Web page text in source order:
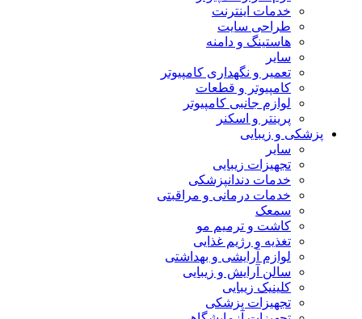
خدمات اینترنت
طراحی سایت
هاستینگ و دامنه
سایر
تعمیر و نگهداری کامپیوتر
کامپیوتر و قطعات
لوازم جانبی کامپیوتر
پرینتر و اسکنر
پزشکی و زیبایی
سایر
تجهیزات زیبایی
خدمات دندانپزشکی
خدمات درمانی و مراقبتی
سمعک
کاشت و ترمیم مو
تغذیه و رژیم غذایی
لوازم آرایشی و بهداشتی
سالن آرایش و زیبایی
کلینیک زیبایی
تجهیزات پزشکی